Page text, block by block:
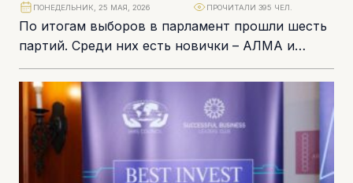
По итогам выборов в парламент прошли шесть
партий. Среди них есть новички – АЛМА и
«Прямая демократия», зато отсутствуют три...
ПОНЕДЕЛЬНИК, 25 МАЯ, 2026 ПРОЧИТАЛИ 395 ЧЕЛ.